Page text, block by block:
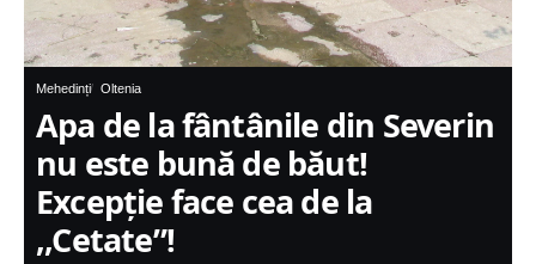
Mehedinți Oltenia
Apa de la fântânile din Severin
nu este bună de băut!
Excepţie face cea de la
,,Cetate”!